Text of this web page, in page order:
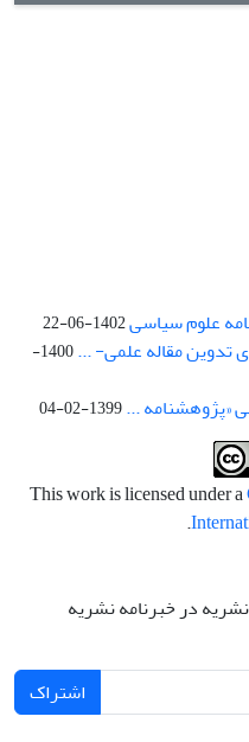
علوم سیاسی1402-06-22
تدوین مقاله علمی- ...
1400-
«پژوهشنامه ...1399-02-04
This work is licensed under a
.
در خبرنامه نشریه
اشتراک